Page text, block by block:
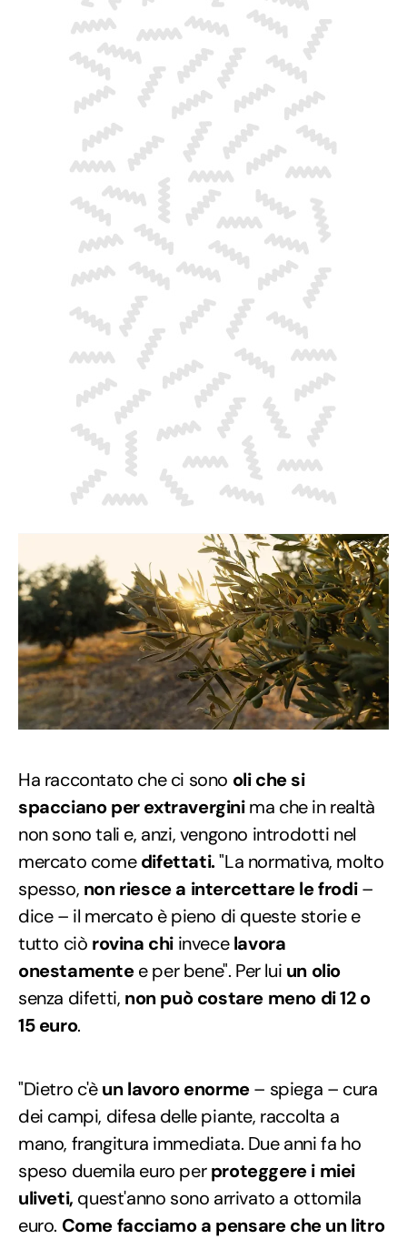
Ha raccontato che ci sono oli che si
spacciano per extraverginima che in realtà
non sono tali e, anzi, vengono introdotti nel
mercato comedifettati."La normativa, molto
spesso, non riesce a intercettare le frodi–
dice – il mercato è pieno di queste storie e
tutto ciò rovina chi invecelavora
onestamentee per bene". Per lui un olio
senza difetti, non può costare meno di 12 o
15 euro.
"Dietro c'èun lavoro enorme– spiega – cura
dei campi, difesa delle piante, raccolta a
mano, frangitura immediata. Due anni fa ho
speso duemila euro perproteggere i miei
uliveti, quest'anno sono arrivato a ottomila
euro. Come facciamo a pensare che un litro